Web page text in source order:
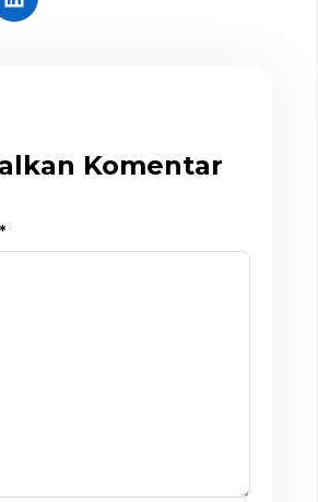
Komentar
*